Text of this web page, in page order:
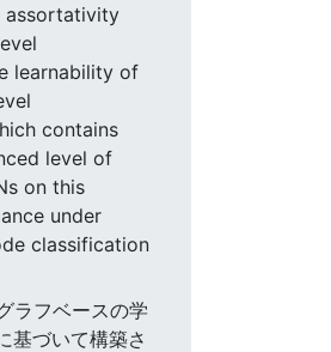
assortativity
learnability of
contains
level of
on this
under
classification
ラフベースの学
基づいて構築さ